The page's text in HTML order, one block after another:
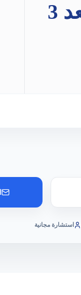
5% و5% بعد 3
استشارة مجانية